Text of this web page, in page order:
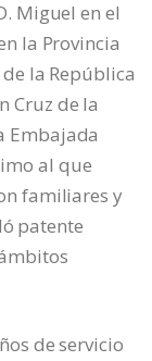
Miguel en el
la Provincia
la República
Cruz de la
Embajada
al que
familiares y
patente
de servicio